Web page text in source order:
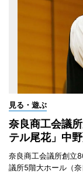
見る・遊ぶ
奈良商工会議
テル尾花」中
奈良商工会議所創立
議所5階大ホール（奈